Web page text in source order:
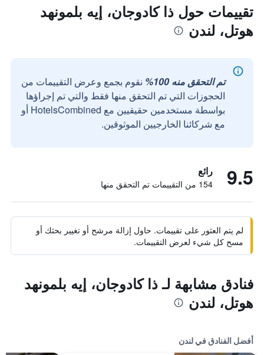
تقييمات حول ذا كادوجان، إيه بلمونهد
هوتل، لندن
تم التحقق منه 100%
نقوم بجمع وعرض التقييمات من
الحجوزات التي تم التحقق منها فقط والتي تم إجراؤها
بواسطة مستخدمين حقيقيين مع HotelsCombined أو
مع شركائنا الخارجيين الموثوقين.
9.5 رائع
154 من التقييمات تم التحقق منها
لم يتم العثور على تقييمات. حاول إزالة مرشح أو تغيير بحثك أو
مسح كل شيء لعرض التقييمات.
فنادق مشابهة لـ ذا كادوجان، إيه بلمونهد
هوتل، لندن
أفضل الفنادق في لندن